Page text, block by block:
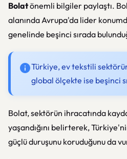
Bolatönemli bilgiler paylaştı.
alanında Avrupa'da lider
genelinde beşinci sırada
Türkiye, ev tekstili
global ölçekte ise beşinci
Bolat, sektörün ihracatında
yaşandığını belirterek,
güçlü duruşunu koruduğunu da